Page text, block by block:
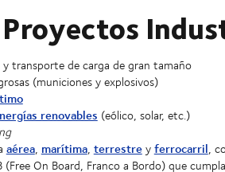
transporte de carga de gran tamaño
(municiones y explosivos)
renovables (eólico, solar, etc.)
aérea, marítima, terrestreyferrocarril,
On Board, Franco a Bordo) que